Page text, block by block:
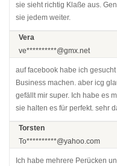
sie sieht richtig Klaße aus.
sie jedem weiter.
Vera
ve**********@gmx.net
auf facebook habe ich
Business machen. aber icg
gefällt mir super. Ich habe es
sie halten es für perfekt. sehr
Torsten
To**********@yahoo.com
Ich habe mehrere Perücken